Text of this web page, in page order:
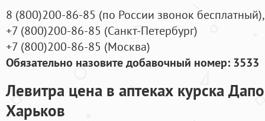
8 (800)200-86-85 (по России звонок бесплатный),
+7 (800)200-86-85 (Санкт-Петербург)
+7 (800)200-86-85 (Москва)
Обязательно назовите добавочный номер: 3533
Левитра цена в аптеках курска
Харьков